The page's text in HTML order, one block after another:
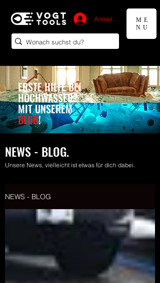
Anmelden
ME
NU
ERSTE HILFE BEI
HOCHWASSER?
MIT UNSEREM
BLOG!
NEWS - BLOG.
Unsere News, vielleicht ist etwas für dich dabei.
NEWS - BLOG